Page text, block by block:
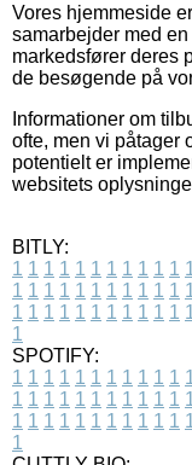
Vores hjemmeside
samarbejder med
markedsfører deres
de besøgende på
Informationer om
ofte, men vi påtager
potentielt er
websitets
BITLY:
1 1 1 1 1 1 1 1 1 1 1
1 1 1 1 1 1 1 1 1 1 1
1 1 1 1 1 1 1 1 1 1 1
1
SPOTIFY:
1 1 1 1 1 1 1 1 1 1 1
1 1 1 1 1 1 1 1 1 1 1
1 1 1 1 1 1 1 1 1 1 1
1